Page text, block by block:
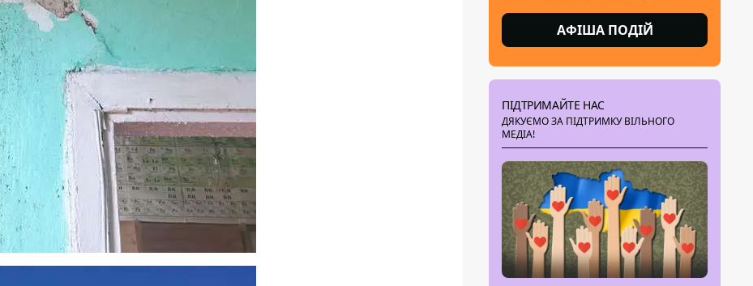
АФІША ПОДІЙ
ПІДТРИМАЙТЕ НАС
ДЯКУЄМО ЗА ПІДТРИМКУ ВІЛЬНОГО
МЕДІА!